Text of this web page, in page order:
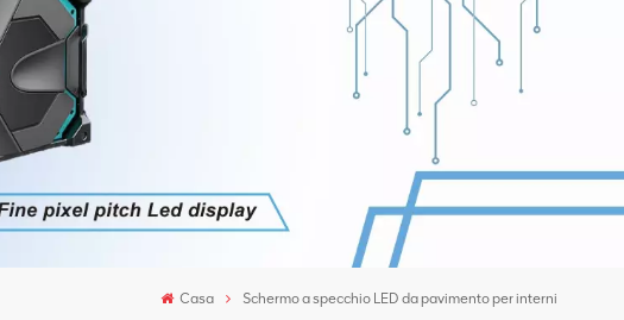
Español
Casa Schermo a specchio LED da pavimento per interni